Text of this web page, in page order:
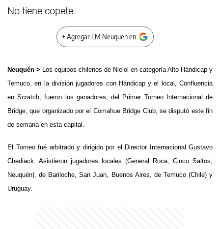
No tiene copete
+ Agregar LM Neuquen en
Neuquén > Los equipos chilenos de Nielol en categoría Alto Hándicap y
Temuco, en la división jugadores con Hándicap y el local, Confluencia
en Scratch, fueron los ganadores, del Primer Torneo Internacional de
Bridge, que organizado por el Comahue Bridge Club, se disputó este fin
de semana en esta capital.
El Torneo fué arbitrado y dirigido por el Director Internacional Gustavo
Chediack. Asistieron jugadores locales (General Roca, Cinco Saltos,
Neuquén), de Bariloche, San Juan, Buenos Aires, de Temuco (Chile) y
Uruguay.